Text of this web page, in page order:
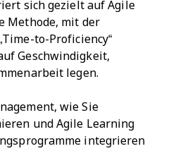
sich gezielt auf Agile
Methode, mit der
to-Proficiency“
Geschwindigkeit,
legen.
wie Sie
und Agile Learning
integrieren